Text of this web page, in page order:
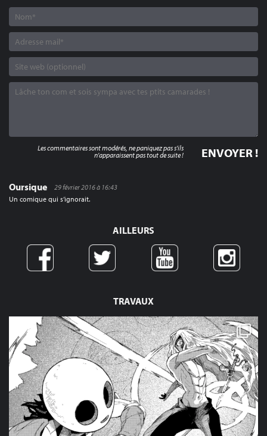
TRAVAUX
Oursique
29 février 2016 à 16:43
Un comique qui s’ignorait.
Les commentaires sont modérés, ne paniquez pas s'ils
n'apparaissent pas tout de suite !
AILLEURS